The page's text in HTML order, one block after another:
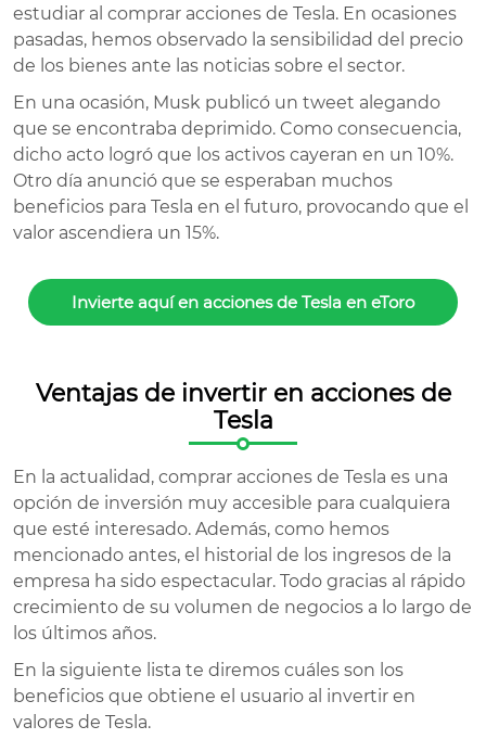
estudiar al comprar acciones de Tesla. En ocasiones
pasadas, hemos observado la sensibilidad del precio
de los bienes ante las noticias sobre el sector.
En una ocasión, Musk publicó un tweet alegando
que se encontraba deprimido. Como consecuencia,
dicho acto logró que los activos cayeran en un 10%.
Otro día anunció que se esperaban muchos
beneficios para Tesla en el futuro, provocando que el
valor ascendiera un 15%.
Invierte aquí en acciones de Tesla en eToro
Ventajas de invertir en acciones de
Tesla
En la actualidad, comprar acciones de Tesla es una
opción de inversión muy accesible para cualquiera
que esté interesado. Además, como hemos
mencionado antes, el historial de los ingresos de la
empresa ha sido espectacular. Todo gracias al rápido
crecimiento de su volumen de negocios a lo largo de
los últimos años.
En la siguiente lista te diremos cuáles son los
beneficios que obtiene el usuario al invertir en
valores de Tesla.